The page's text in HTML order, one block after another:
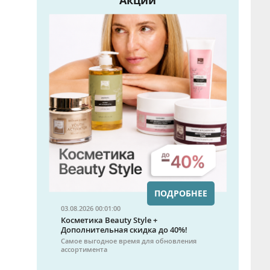
03.08.2026 00:01:00
Косметика Beauty Style +
Дополнительная скидка до 40%!
Самое выгодное время для обновления
ассортимента
ПОДРОБНЕЕ